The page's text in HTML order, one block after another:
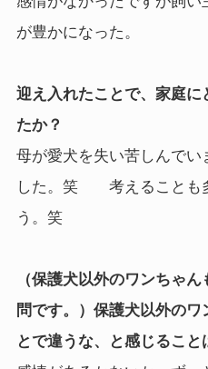
が豊かになった。
迎え入れたことで、家庭に
たか？
母が愛犬を失い苦しんでい
した。笑 考えることも
う。笑
（保護犬以外のワンちゃ
問です。）保護犬以外の
とで違うな、と感じること